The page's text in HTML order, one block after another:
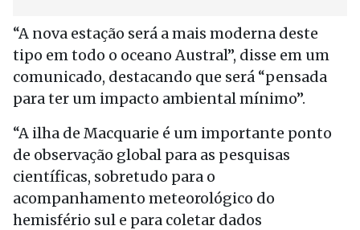
“A nova estação será a mais moderna deste
tipo em todo o oceano Austral”, disse em um
comunicado, destacando que será “pensada
para ter um impacto ambiental mínimo”.
“A ilha de Macquarie é um importante ponto
de observação global para as pesquisas
científicas, sobretudo para o
acompanhamento meteorológico do
hemisfério sul e para coletar dados